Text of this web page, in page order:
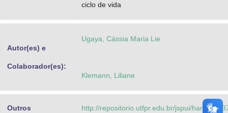
ciclo de vida
Autor(es) e
Colaborador(es):
Ugaya, Cássia Maria Lie
Klemann, Liliane
Outros http://repositorio.utfpr.edu.br/jspui/handle/1/